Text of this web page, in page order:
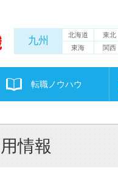
九州 北海道 東北
東海
関西
転職ノウハウ
情報